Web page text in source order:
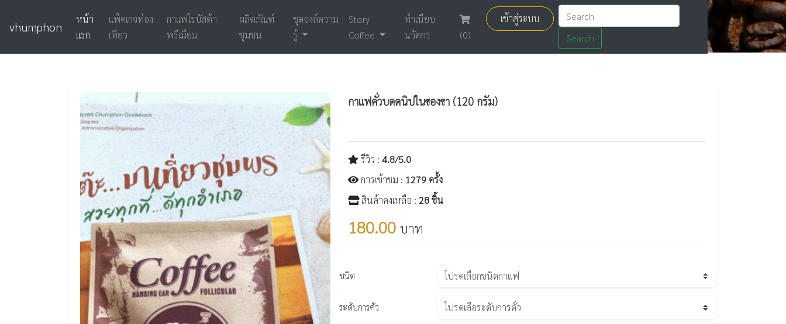
vhumphon
หน้า
แรก
แพ็คเกจท่อง
เที่ยว
กาแฟโรบัสต้า
พรีเมียม
ผลิตภัณฑ์
ชุมชน
ชุดองค์ความ
รู้
Story
Coffee
ทำเนียบ
นวัตกร
(0)
เข้าสู่ระบบ
Search
กาแฟคั่วบดดนิปในซองชา (120 กรัม)
รีวิว :4.8/5.0
การเข้าชม : 1279 ครั้ง
สินค้าคงเหลือ : 28 ชิ้น
180.00 บาท
ชนิด
ระดับการคั่ว